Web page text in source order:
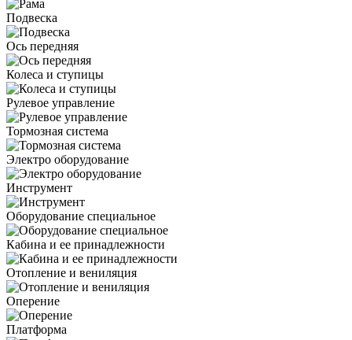
Подвеска
Ось передняя
Колеса и ступицы
Рулевое управление
Тормозная система
Электро оборудование
Инструмент
Оборудование специальное
Кабина и ее принадлежности
Отопление и вениляция
Оперение
Платформа